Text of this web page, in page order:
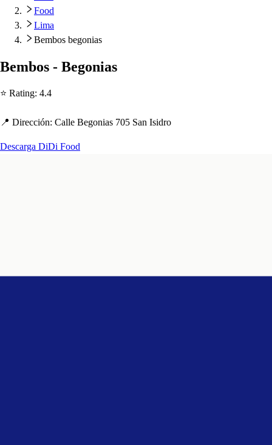
Food
Lima
Bembos begonias
Bembos - Begonias
⭐ Rating: 4.4
📍 Dirección: Calle Begonias 705 San Isidro
Descarga DiDi Food